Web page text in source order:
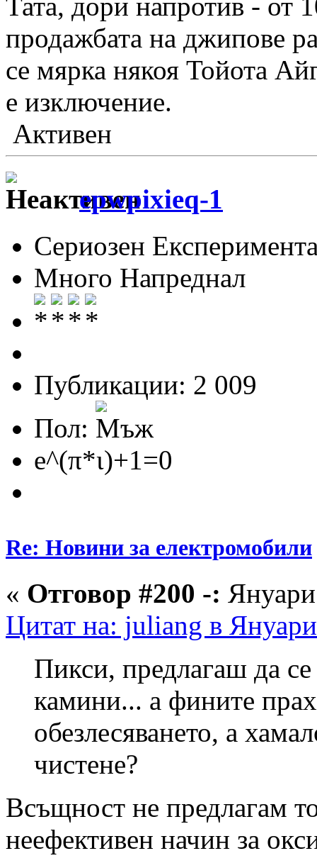
продажбата на джипове
се мярка някоя Тойота
е изключение.
Активен
epwpixieq-1
Сериозен
Много Напреднал
Публикации: 2 009
Пол:
e^(π*ι)+1=0
Re: Новини за електромобили
« Отговор #200 -:
Цитат на: juliang в
Пикси, предлагаш да
камини... а фините
обезлесяването, а
чистене?
Всъщност не предлагам
неефективен начин за